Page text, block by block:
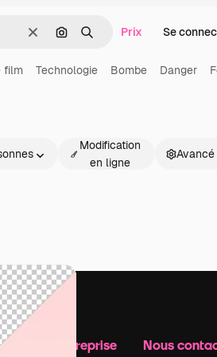
EffacerRechercher par image
Rechercher
Prix Se
film Technologie Bombe Danger
Modification
en ligne
Avancé
Notre entreprise Nous